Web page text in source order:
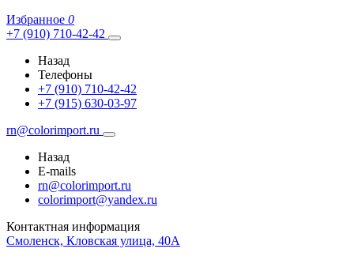
Избранное 0
+7 (910) 710-42-42
Назад
Телефоны
+7 (910) 710-42-42
+7 (915) 630-03-97
rn@colorimport.ru
Назад
E-mails
rn@colorimport.ru
colorimport@yandex.ru
Контактная информация
Смоленск, Кловская улица, 40А